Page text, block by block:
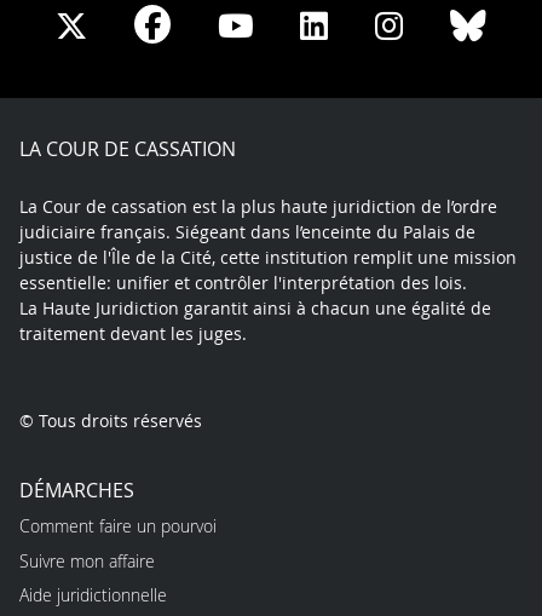
Share
X
Share
Facebook
Share
Youtube
Share
LinkedIn
Share
Instagram
LA COUR DE CASSATION
La Cour de cassation est la plus haute juridiction de l’ordre
judiciaire français. Siégeant dans l’enceinte du Palais de
justice de l'Île de la Cité, cette institution remplit une mission
essentielle: unifier et contrôler l'interprétation des lois.
La Haute Juridiction garantit ainsi à chacun une égalité de
traitement devant les juges.
© Tous droits réservés
DÉMARCHES
Comment faire un pourvoi
Suivre mon affaire
Aide juridictionnelle